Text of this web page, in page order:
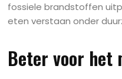
fossiele brandstoffen
eten verstaan onder
Beter voor het